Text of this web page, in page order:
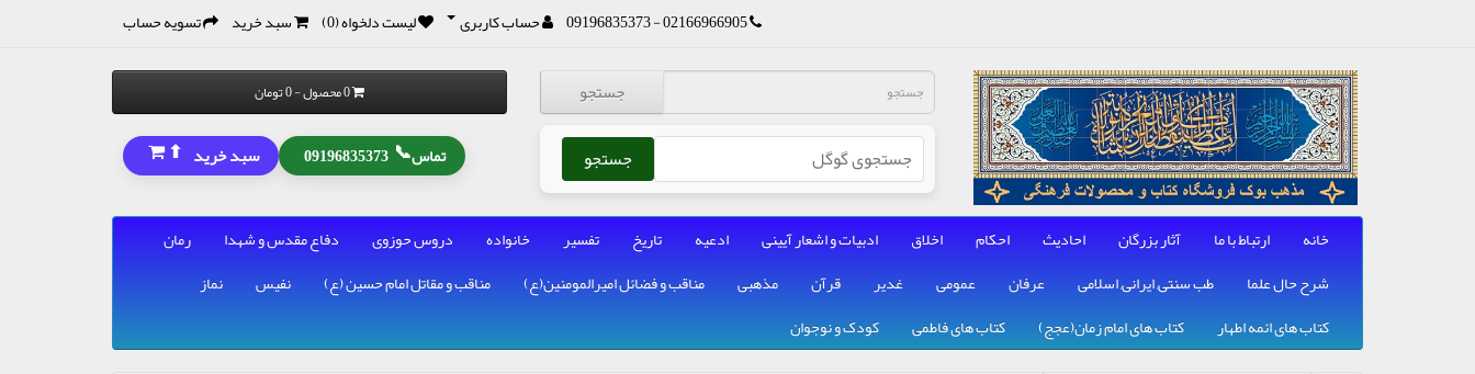
02166966905 - 09196835373 حساب کاربری لیست دلخواه (0) سبد خرید تسویه حساب
جستجو
جستجو
0 محصول - 0 تومان
تماس📞
09196835373 سبد خرید ⬆
خانه ارتباط با ما آثار بزرگان احادیث احکام اخلاق ادبیات و اشعار آیینی ادعیه تاریخ تفسیر خانواده دروس حوزوی دفاع مقدس و شهدا
رمان
شرح حال علما
طب سنتی, ایرانی, اسلامی عرفان عمومی غدیر قرآن مذهبی مناقب و فضائل امیرالمومنین(ع) مناقب و مقاتل امام حسین (ع) نفیس
نماز
کتاب های ائمه اطهار
کتاب های امام زمان(عجج) کتاب های فاطمی کودک و نوجوان